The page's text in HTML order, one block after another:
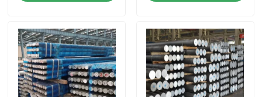
Inicio
Sobre nosotros